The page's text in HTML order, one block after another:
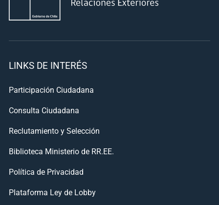
LINKS DE INTERÉS
Participación Ciudadana
Consulta Ciudadana
Reclutamiento y Selección
Biblioteca Ministerio de RR.EE.
Política de Privacidad
Plataforma Ley de Lobby